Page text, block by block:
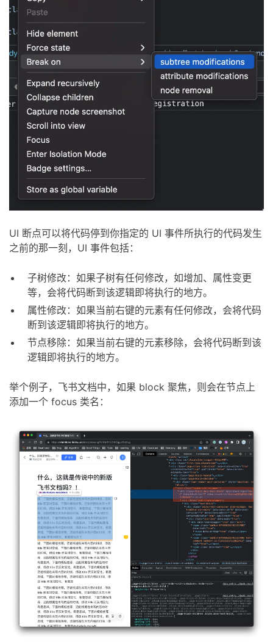
UI 断点可以将代码停到你指定的 UI 事件所执行的代码发生
之前的那一刻，UI 事件包括：
子树修改：如果子树有任何修改，如增加、属性变更
等，会将代码断到该逻辑即将执行的地方。
属性修改：如果当前右键的元素有任何修改，会将代码
断到该逻辑即将执行的地方。
节点移除：如果当前右键的元素移除，会将代码断到该
逻辑即将执行的地方。
举个例子，飞书文档中，如果 block 聚焦，则会在节点上
添加一个 focus 类名：